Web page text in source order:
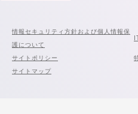
情報セキュリティ方針および個人情報保
護について
サイトポリシー
サイトマップ